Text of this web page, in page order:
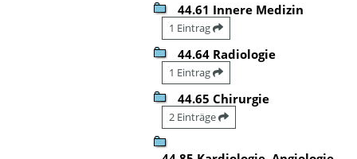
44.61 Innere Medizin
1 Eintrag
44.64 Radiologie
1 Eintrag
44.65 Chirurgie
2 Einträge